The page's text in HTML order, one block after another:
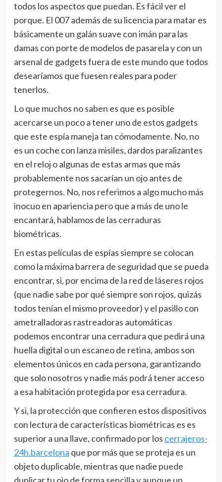
todos los aspectos que puedan. Es fácil ver el
porque. El 007 además de su licencia para matar es
básicamente un galán suave con imán para las
damas con porte de modelos de pasarela y con un
arsenal de gadgets fuera de este mundo que todos
desearíamos que fuesen reales para poder
tenerlos.
Lo que muchos no saben es que es posible
acercarse un poco a tener uno de estos gadgets
que este espía maneja tan cómodamente. No, no
es un coche con lanza misiles, dardos paralizantes
en el reloj o algunas de estas armas que más
probablemente nos sacarían un ojo antes de
protegernos. No, nos referimos a algo mucho más
inocuo en apariencia pero que a más de uno le
encantará, hablamos de las cerraduras
biométricas.
En estas películas de espías siempre se colocan
como la máxima barrera de seguridad que se pueda
encontrar, si, por encima de la red de láseres rojos
(que nadie sabe por qué siempre son rojos, quizás
todos tenían el mismo proveedor) y el pasillo con
ametralladoras rastreadoras automáticas
podemos encontrar una cerradura que pedirá una
huella digital o un escaneo de retina, ambos son
elementos únicos en cada persona, garantizando
que solo nosotros y nadie más podrá tener acceso
a esa habitación protegida por esa cerradura.
Y si, la protección que confieren estos dispositivos
con lectura de características biométricas es es
superior a una llave, confirmado por los cerrajeros-
24h.barcelona que por más que se proteja es un
objeto duplicable, mientras que nadie puede